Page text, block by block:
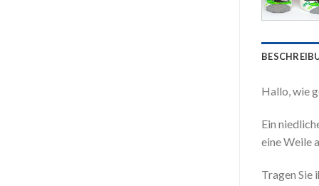
Hallo, wie
Ein
eine Weile
Tragen Sie